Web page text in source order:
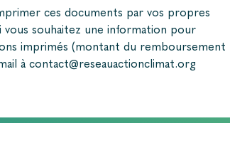
ces documents par vos propres
vous souhaitez une information pour
imprimés (montant du remboursement
à contact@reseauactionclimat.org